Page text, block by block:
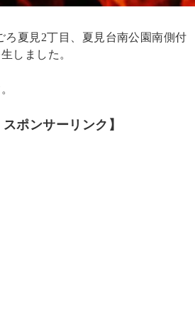
ろ夏見2丁目、夏見台南公園南側付
しました。
スポンサーリンク】